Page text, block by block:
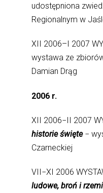
udostępniona
Regionalnym w
XII 2006–I 2007
wystawa ze
Damian Drąg
2006 r.
XII 2006−II 2007
historie święte−
Czarneckiej
VII−XI 2006
ludowe, broń i